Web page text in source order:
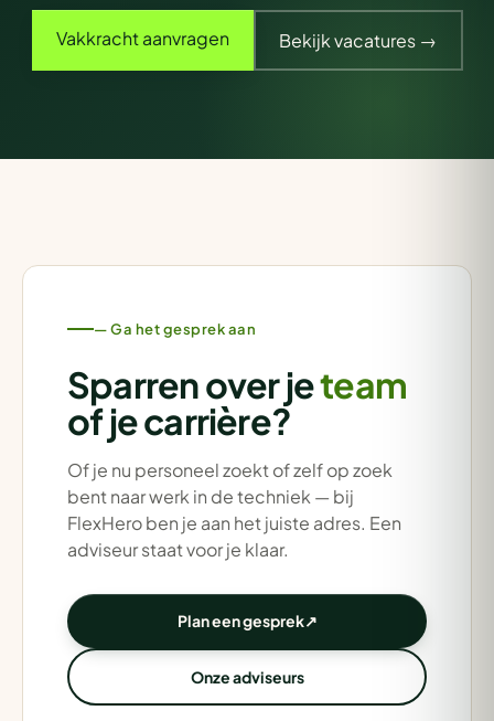
Vakkracht aanvragen Bekijk vacatures →
— Ga het gesprek aan
Sparren over jeteam
of je carrière?
Of je nu personeel zoekt of zelf op zoek
bent naar werk in de techniek — bij
FlexHero ben je aan het juiste adres. Een
adviseur staat voor je klaar.
Plan een gesprek↗
Onze adviseurs